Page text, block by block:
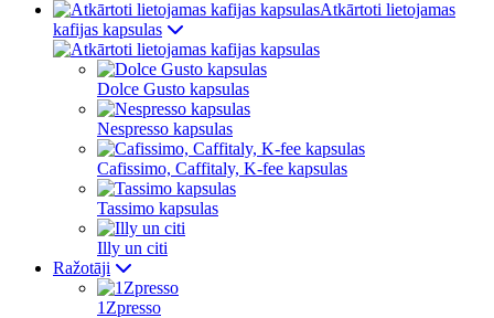
Atkārtoti lietojamas
kafijas kapsulas
Dolce Gusto kapsulas
Nespresso kapsulas
Cafissimo, Caffitaly, K-fee kapsulas
Tassimo kapsulas
Illy un citi
Ražotāji
1Zpresso